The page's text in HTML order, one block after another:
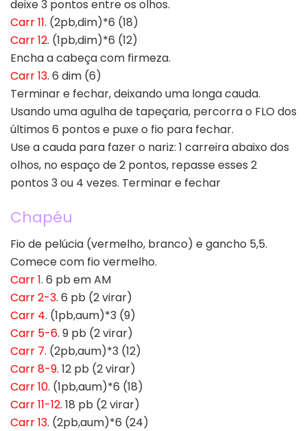
deixe 3 pontos entre os olhos.
Carr 11. (2pb,dim)*6 (18)
Carr 12. (1pb,dim)*6 (12)
Encha a cabeça com firmeza.
Carr 13. 6 dim (6)
Terminar e fechar, deixando uma longa cauda.
Usando uma agulha de tapeçaria, percorra o FLO dos
últimos 6 pontos e puxe o fio para fechar.
Use a cauda para fazer o nariz: 1 carreira abaixo dos
olhos, no espaço de 2 pontos, repasse esses 2
pontos 3 ou 4 vezes. Terminar e fechar
Chapéu
Fio de pelúcia (vermelho, branco) e gancho 5,5.
Comece com fio vermelho.
Carr 1. 6 pb em AM
Carr 2-3. 6 pb (2 virar)
Carr 4. (1pb,aum)*3 (9)
Carr 5-6. 9 pb (2 virar)
Carr 7. (2pb,aum)*3 (12)
Carr 8-9. 12 pb (2 virar)
Carr 10. (1pb,aum)*6 (18)
Carr 11-12. 18 pb (2 virar)
Carr 13. (2pb,aum)*6 (24)